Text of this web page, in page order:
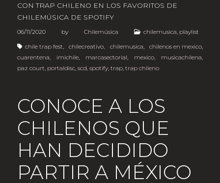
CON TRAP CHILENO EN LOS FAVORITOS DE
CHILEMÚSICA DE SPOTIFY
06/11/2020 by Chilemúsica chilemusica playlist
chile trap fest ,chilecreativo chilemusica ,chilenos en mexico
cuarentena
imichile marcasectorial mexico musicachilena
paz court portaldisc scd spotify trap trap chileno
CONOCE A LOS
CHILENOS QUE
HAN DECIDIDO
PARTIR A MÉXICO